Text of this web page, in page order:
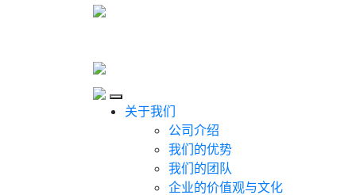
Close
关于我们
公司介绍
我们的优势
我们的团队
企业的价值观与文化